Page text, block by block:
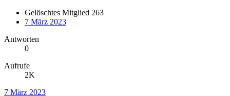
Gelöschtes Mitglied 263
7 März 2023
Antworten
0
Aufrufe
2K
7 März 2023